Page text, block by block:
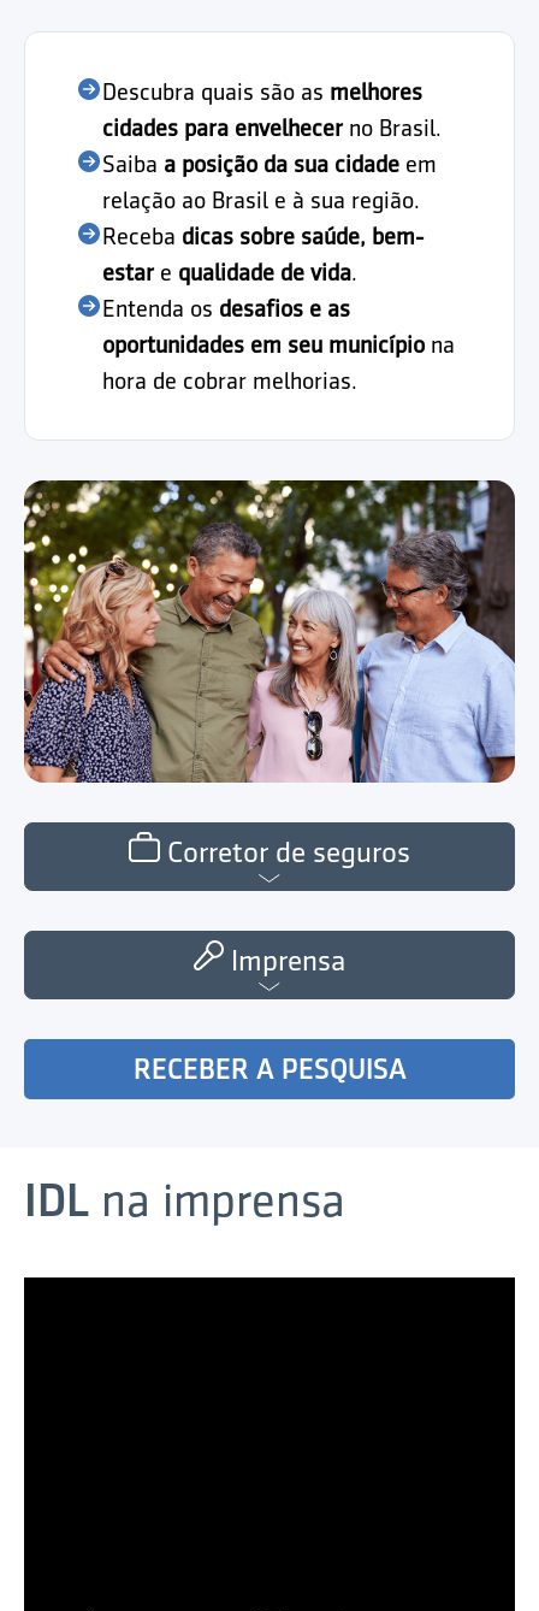
Corretor de seguros
Imprensa
Descubra quais são as melhores
cidades para envelhecerno Brasil.
Saiba a posição da sua cidade em
relação ao Brasil e à sua região.
Receba dicas sobre saúde, bem-
estare qualidade de vida.
Entenda os desafios e as
oportunidades em seu município na
hora de cobrar melhorias.
RECEBER A PESQUISA
IDL na imprensa